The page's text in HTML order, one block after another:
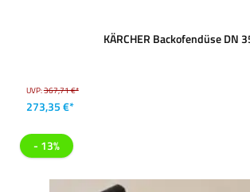
KÄRCHER Backofendüse DN
UVP:367,71 €*
273,35 €*
- 13%